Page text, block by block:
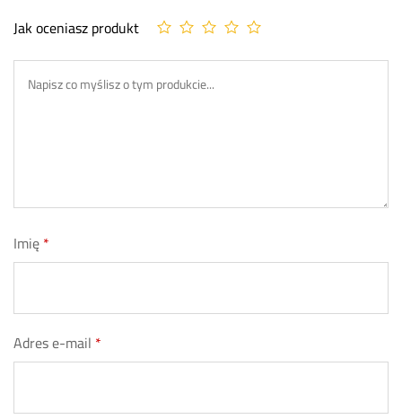
Jak oceniasz produkt
Imię*
Adres e-mail *